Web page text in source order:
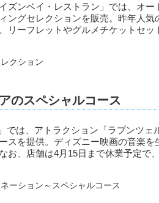
ズンベイ・レストラン」では、オ
ングセレクションを販売。昨年人気
リーフレットやグルメチケットセッ
のスペシャルコース
では、アトラクション「ラプンツェ
スを提供。ディズニー映画の音楽を
お、店舗は4月15日まで休業予定で